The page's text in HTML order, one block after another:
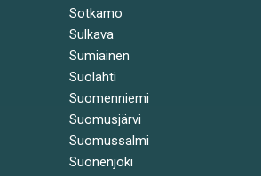
Sotkamo
Sulkava
Sumiainen
Suolahti
Suomenniemi
Suomusjärvi
Suomussalmi
Suonenjoki